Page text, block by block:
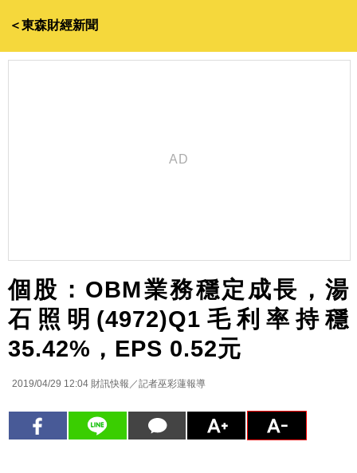
＜東森財經新聞
個股：OBM業務穩定成長，湯
石照明(4972)Q1毛利率持穩
35.42%，EPS 0.52元
2019/04/29 12:04 財訊快報／記者巫彩蓮報導